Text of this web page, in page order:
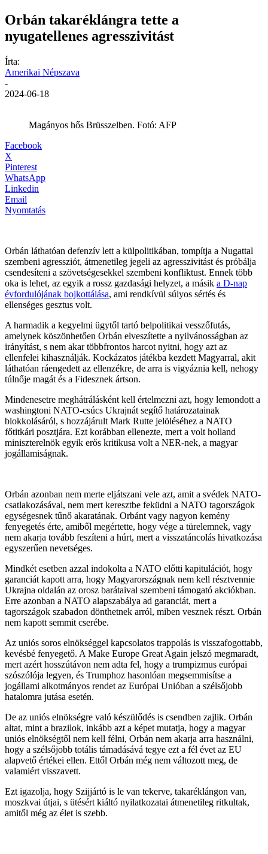
Orbán takaréklángra tette a
nyugatellenes agresszivitást
Írta:
Amerikai Népszava
-
2024-06-18
Magányos hős Brüsszelben. Fotó: AFP
Facebook
X
Pinterest
WhatsApp
Linkedin
Email
Nyomtatás
Orbán láthatóan defenzív lett a külpolitikában, tompítja a Nugattal
szembeni agressziót, átmenetileg jegeli az agresszivitást és próbálja
csendesíteni a szövetségesekkel szembeni konfliktust. Ennek több
oka is lehet, az egyik a rossz gazdasági helyzet, a másik a D-nap
évfordulójának bojkottálása, ami rendkívül súlyos sértés és
ellenséges gesztus volt.
A harmadik a kegyelmi ügytől tartó belpolitikai vesszőfutás,
amelynek köszönhetően Orbán elveszítette a nyilvánosságban az
irányítást, s nem akar többfrontos harcot nyitni, hogy azt az
ellenfelei kihasználják. Kockázatos játékba kezdett Magyarral, akit
láthatóan ráengedett az ellenzékre, de arra is vigyáznia kell, nehogy
túlnője magát és a Fidesznek ártson.
Mindenesetre meghátrálásként kell értelmezni azt, hogy lemondott a
washingtoni NATO-csúcs Ukrajnát segítő határozatainak
blokkolásáról, s hozzájárult Mark Rutte jelöléséhez a NATO
főtitkári posztjára. Ezt korábban ellenezte, mert a volt holland
miniszterelnök egyik erős kritikusa volt a NER-nek, a magyar
jogállamiságnak.
Orbán azonban nem merte eljátszani vele azt, amit a svédek NATO-
csatlakozásával, nem mert keresztbe feküdni a NATO tagországok
egységesnek tűnő akaratának. Orbánt vagy nagyon kemény
fenyegetés érte, amiből megértette, hogy vége a türelemnek, vagy
nem akarja tovább feszíteni a húrt, mert a visszatáncolás hivatkozása
egyszerűen nevetséges.
Mindkét esetben azzal indokolta a NATO előtti kapitulációt, hogy
garanciát kapott arra, hogy Magyarországnak nem kell résztvennie
Ukrajna oldalán az orosz barátaival szembeni támogató akciókban.
Erre azonban a NATO alapszabálya ad garanciát, mert a
tagországok szabadon dönthetnek arról, miben vesznek részt. Orbán
nem kapott semmit cserébe.
Az uniós soros elnökséggel kapcsolatos trappolás is visszafogottabb,
kevésbé fenyegető. A Make Europe Great Again jelszó megmaradt,
mert azért hosszútávon nem adta fel, hogy a trumpizmus európai
szószólója legyen, és Trumphoz hasonlóan megsemmisítse a
jogállami alkotmányos rendet az Európai Unióban a szélsőjobb
hatalomra jutása esetén.
De az uniós elnökségre való készülődés is csendben zajlik. Orbán
altat, mint a brazilok, inkább azt a képet mutatja, hogy a magyar
uniós elnökségtől nem kell félni, Orbán nem akarja arra használni,
hogy a szélsőjobb totális támadásává tegye ezt a fél évet az EU
alapvető értékei ellen. Ettől Orbán még nem változott meg, de
valamiért visszavett.
Ezt igazolja, hogy Szijjártó is le van tekerve, takaréklángon van,
moszkvai útjai, s ütésért kiáltó nyilatkozatai átmenetileg ritkultak,
amitől még az élet is szebb.